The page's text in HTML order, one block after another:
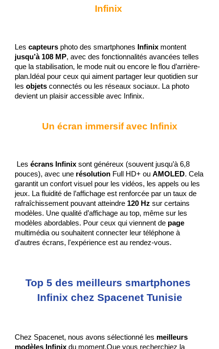
Infinix
Les capteurs photo des smartphones Infinix
jusqu’à 108 MP, avec des fonctionnalités avancées telles
que la stabilisation, le mode nuit ou encore le flou d’arrière-
plan.Idéal pour ceux qui aiment partager leur quotidien sur
les objets connectés ou les réseaux sociaux. La photo
devient un plaisir accessible avec Infinix.
Un écran immersif avec Infinix
Les écrans Infinix sont généreux (souvent jusqu’à 6,8
pouces), avec une résolution Full HD+ ou AMOLED. Cela
garantit un confort visuel pour les vidéos, les appels ou les
jeux. La fluidité de l’affichage est renforcée par un taux de
rafraîchissement pouvant atteindre 120 Hz sur certains
modèles. Une qualité d’affichage au top, même sur les
modèles abordables. Pour ceux qui viennent de page
multimédia ou souhaitent connecter leur téléphone à
d'autres écrans, l'expérience est au rendez-vous.
Top 5 des meilleurs smartphones
Infinix chez Spacenet Tunisie
Chez Spacenet, nous avons sélectionné les meilleurs
modèles Infinix du moment.Que vous recherchiez la